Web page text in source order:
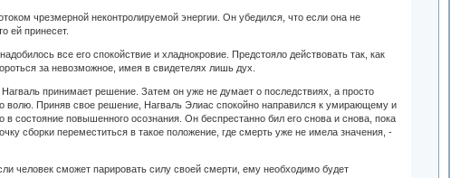
чрезмерной неконтролируемой энергии. Он убедился, что если она не
ей принесет.
все его спокойствие и хладнокровие. Предстояло действовать так, как
за невозможное, имея в свидетелях лишь дух.
принимает решение. Затем он уже не думает о последствиях, а просто
волю. Приняв свое решение, Нагваль Элиас спокойно направился к умирающему и
состояние повышенного осознания. Он беспрестанно бил его снова и снова, пока
сборки переместиться в такое положение, где смерть уже не имела значения, -
человек сможет парировать силу своей смерти, ему необходимо будет